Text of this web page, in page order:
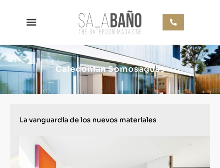
Caledonian Somosaguas
La vanguardia de los nuevos materiales